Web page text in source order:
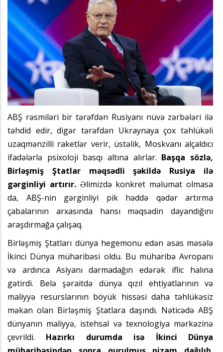
ABŞ rəsmiləri bir tərəfdən Rusiyanı nüvə zərbələri ilə
təhdid edir, digər tərəfdən Ukraynaya çox təhlükəli
uzaqmənzilli raketlər verir, üstəlik, Moskvanı alçaldıcı
ifadələrlə psixoloji basqı altına alırlar. Başqa sözlə,
Birləşmiş Ştatlar məqsədli şəkildə Rusiya ilə
gərginliyi artırır. Əlimizdə konkret məlumat olmasa
da, ABŞ-nin gərginliyi pik həddə qədər artırma
çabalarının arxasında hansı məqsədin dayandığını
araşdırmağa çalışaq.
Birləşmiş Ştatları dünya hegemonu edən əsas məsələ
İkinci Dünya müharibəsi oldu. Bu müharibə Avropanı
və ardınca Asiyanı darmadağın edərək iflic halına
gətirdi. Belə şəraitdə dünya qızıl ehtiyatlarının və
maliyyə resurslarının böyük hissəsi daha təhlükəsiz
məkan olan Birləşmiş Ştatlara daşındı. Nəticədə ABŞ
dünyanın maliyyə, istehsal və texnologiya mərkəzinə
çevrildi. Hazırkı durumda isə İkinci Dünya